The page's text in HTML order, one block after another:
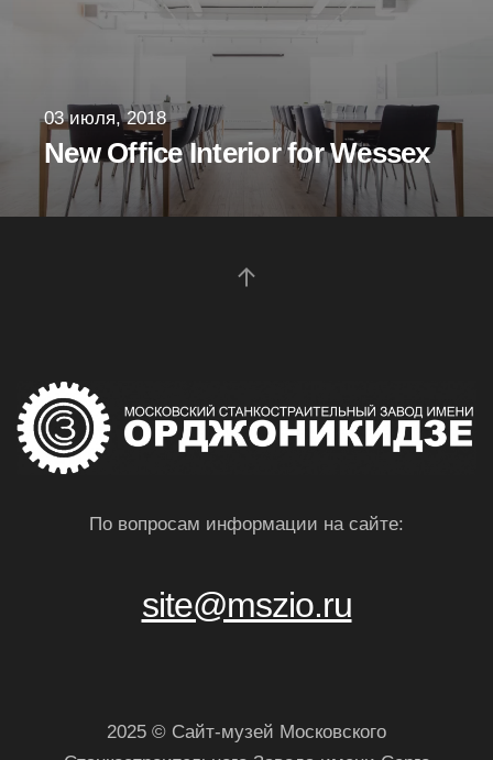
03 июля, 2018
New Office Interior for Wessex
По вопросам информации на сайте:
site@mszio.ru
2025 © Сайт-музей Московского